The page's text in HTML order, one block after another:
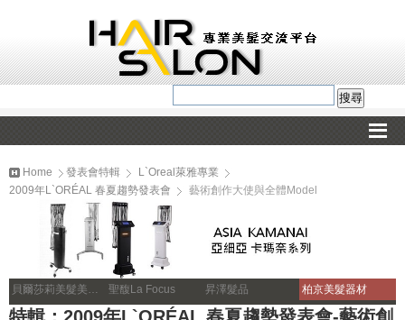
Home 發表會特輯
L`Oreal萊雅專業
2009年L`ORÉAL 春夏趨勢發表會
藝術創作大使與全體Model
貝爾莎莉美髮美容補習 聖馥La Focus 昇澤髮品 柏京美髮器材